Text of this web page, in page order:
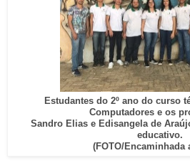
Estudantes do 2º ano do curso
Computadores e os
Sandro Elias e Edisangela de
educativo.
(FOTO/Encaminhada